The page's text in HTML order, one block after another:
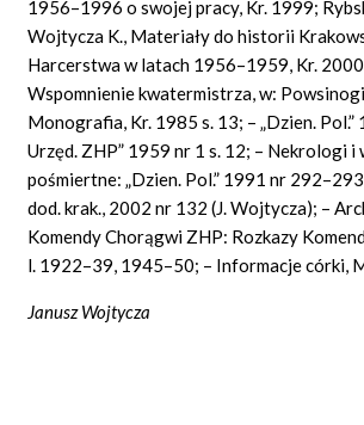
1956–1996 o swojej pracy, Kr. 1999;
Wojtycza K., Materiały do historii
Harcerstwa w latach 1956–1959, Kr.
Wspomnienie kwatermistrza, w:
Monografia, Kr. 1985 s. 13; – „Dzien. Pol.”
Urzęd. ZHP” 1959 nr 1 s. 12; – Nekrologi i
pośmiertne: „Dzien. Pol.” 1991 nr
dod. krak., 2002 nr 132 (J. Wojtycza); –
Komendy Chorągwi ZHP: Rozkazy
l. 1922–39, 1945–50; – Informacje córki,
Janusz Wojtycza